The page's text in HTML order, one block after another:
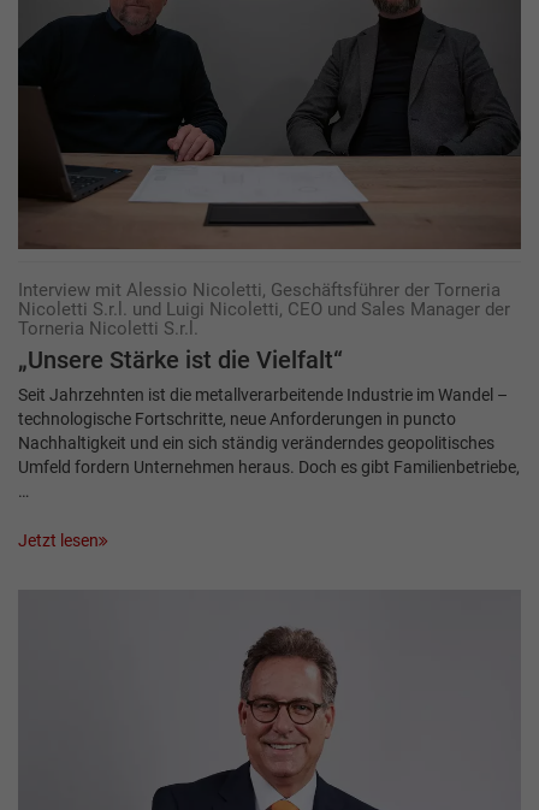
Interview mit Alessio Nicoletti, Geschäftsführer der Torneria
Nicoletti S.r.l. und Luigi Nicoletti, CEO und Sales Manager der
Torneria Nicoletti S.r.l.
„Unsere Stärke ist die Vielfalt“
Seit Jahrzehnten ist die metallverarbeitende Industrie im Wandel –
technologische Fortschritte, neue Anforderungen in puncto
Nachhaltigkeit und ein sich ständig veränderndes geopolitisches
Umfeld fordern Unternehmen heraus. Doch es gibt Familienbetriebe,
…
Jetzt lesen